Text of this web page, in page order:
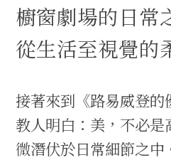
櫥窗劇場的日常
從生活至視覺的
接著來到《路易威登
教人明白：美，不必
微潛伏於日常細節之